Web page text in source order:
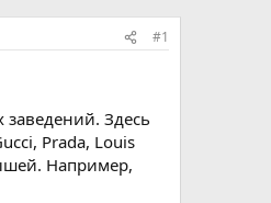
#1
Здесь
Prada, Louis
Например,